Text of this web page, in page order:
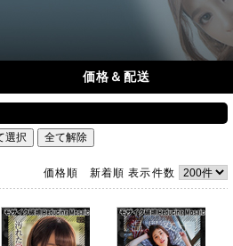
価格＆配送
価格順 新着順 表示件数